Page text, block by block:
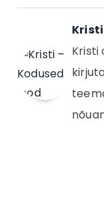
Kristi
Kristi